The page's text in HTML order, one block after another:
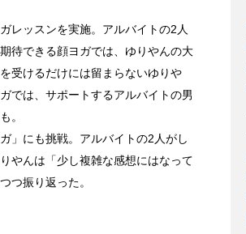
レッスンを実施。アルバイトの2人
待できる顔ヨガでは、ゆりやんの大
受けるだけには留まらないゆりや
では、サポートするアルバイトの男
。
」にも挑戦。アルバイトの2人がし
やんは「少し複雑な感想にはなって
つ振り返った。